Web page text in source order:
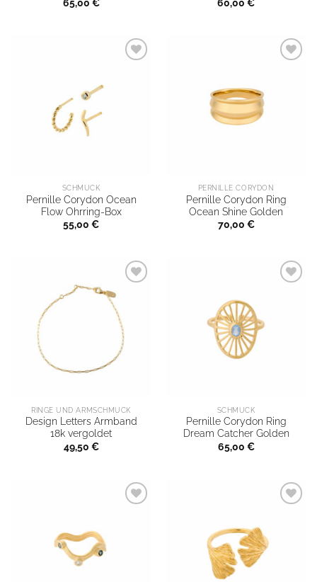
65,00 €
60,00 €
SCHMUCK
Pernille Corydon Ocean
Flow Ohrring-Box
55,00 €
PERNILLE CORYDON
Pernille Corydon Ring
Ocean Shine Golden
70,00 €
RINGE UND ARMSCHMUCK
Design Letters Armband
18k vergoldet
49,50 €
SCHMUCK
Pernille Corydon Ring
Dream Catcher Golden
65,00 €